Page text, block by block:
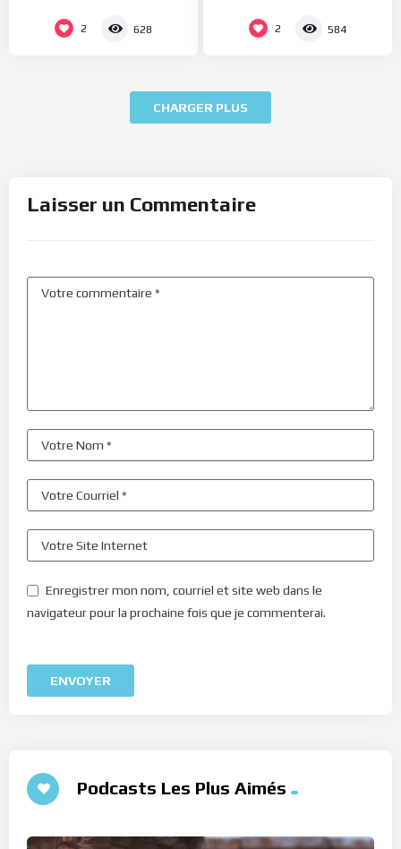
2 628 2 584
CHARGER PLUS
Laisser un Commentaire
Enregistrer mon nom, courriel et site web dans le
navigateur pour la prochaine fois que je commenterai.
Podcasts Les Plus Aimés